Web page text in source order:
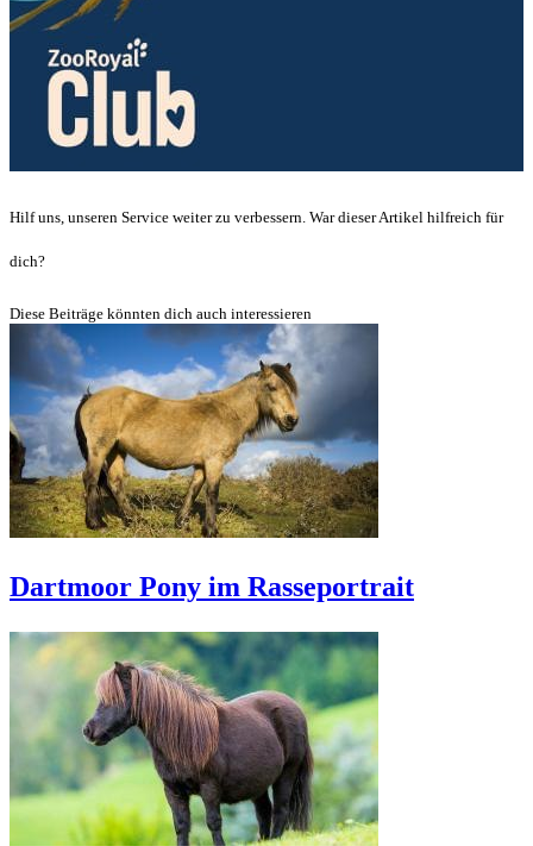
Hilf uns, unseren Service weiter zu verbessern. War dieser Artikel hilfreich für
dich?
Diese Beiträge könnten dich auch interessieren
Dartmoor Pony im Rasseportrait